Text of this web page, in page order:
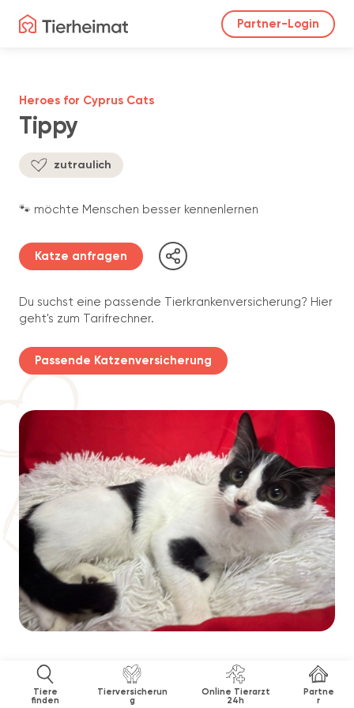
Partner-Login
Tiere
finden
Tierversicherun
g
Online Tierarzt
24h
Partne
r
Tippy
Heroes for Cyprus Cats
zutraulich
🐾 möchte Menschen besser kennenlernen
Katze anfragen
Du suchst eine passende Tierkrankenversicherung? Hier
geht's zum Tarifrechner.
Passende Katzenversicherung